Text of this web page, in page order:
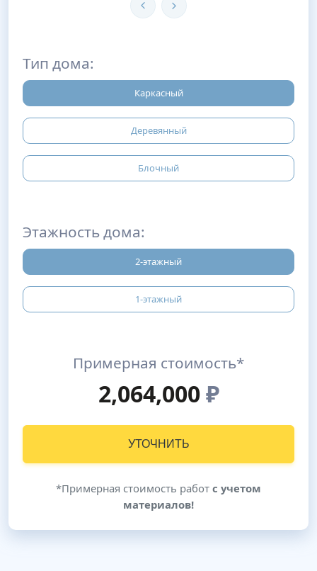
Тип дома:
Каркасный
Деревянный
Блочный
Этажность дома:
2-этажный
1-этажный
Примерная стоимость*
2,064,000₽
УТОЧНИТЬ
*Примерная стоимость работ с учетом
материалов!